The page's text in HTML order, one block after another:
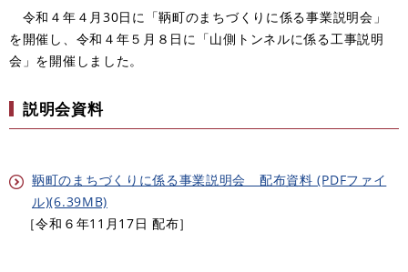
令和４年４月30日に「鞆町のまちづくりに係る事業説明会」
を開催し、令和４年５月８日に「山側トンネルに係る工事説明
会」を開催しました。
説明会資料
鞆町のまちづくりに係る事業説明会 配布資料 (PDFファイ
ル)(6.39MB)
［令和６年11月17日 配布］